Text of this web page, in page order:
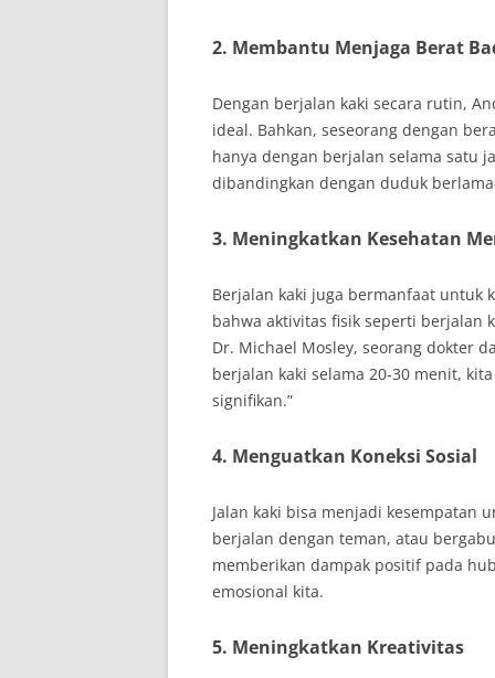
2. Membantu Menjaga Berat
Dengan berjalan kaki secara rutin,
ideal. Bahkan, seseorang dengan
hanya dengan berjalan selama satu
dibandingkan dengan duduk
3. Meningkatkan Kesehatan
Berjalan kaki juga bermanfaat untuk
bahwa aktivitas fisik seperti berjalan
Dr. Michael Mosley, seorang dokter
berjalan kaki selama 20-30 menit,
signifikan.”
4. Menguatkan Koneksi Sosial
Jalan kaki bisa menjadi kesempatan
berjalan dengan teman, atau
memberikan dampak positif pada
emosional kita.
5. Meningkatkan Kreativitas